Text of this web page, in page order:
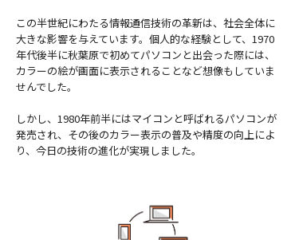
この半世紀にわたる情報通信技術の革新は、社会全体に
大きな影響を与えています。個人的な経験として、1970
年代後半に秋葉原で初めてパソコンと出会った際には、
カラーの絵が画面に表示されることなど想像もしていま
せんでした。
しかし、1980年前半にはマイコンと呼ばれるパソコンが
発売され、その後のカラー表示の普及や精度の向上によ
り、今日の技術の進化が実現しました。